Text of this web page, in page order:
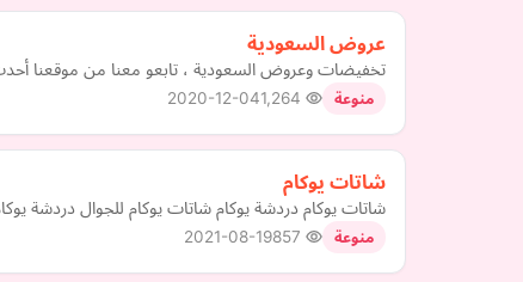
عروض السعودية
تخفيضات وعروض السعودية ، تابعو معنا من موقعنا
منوعة 2020-12-04
شاتات يوكام
شاتات يوكام دردشة يوكام شاتات يوكام للجوال دردشة
منوعة 2021-08-19